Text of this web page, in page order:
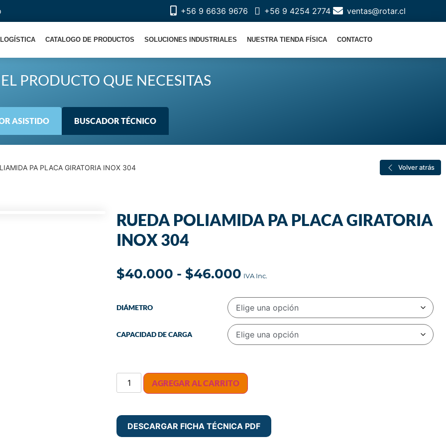
+56 9 6636 9676 +56 9 4254 2774 ventas@rotar.cl
LOGÍSTICA CATALOGO DE PRODUCTOS SOLUCIONES INDUSTRIALES NUESTRA TIENDA FÍSICA CONTACTO
PRODUCTO QUE NECESITAS
ASISTIDO BUSCADOR TÉCNICO
PA PLACA GIRATORIA INOX 304 Volver atrás
RUEDA POLIAMIDA PA PLACA GIRATORIA
INOX 304
$40.000 - $46.000
DIÁMETRO
CAPACIDAD DE CARGA
AGREGAR AL CARRITO
DESCARGAR FICHA TÉCNICA PDF